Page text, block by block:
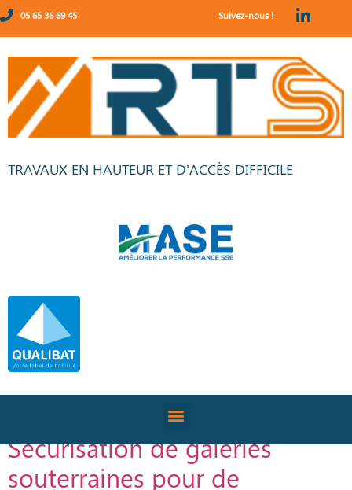
05 65 36 69 45 Suivez-nous !
TRAVAUX EN HAUTEUR ET D'ACCÈS DIFFICILE
Catégorie :
souterrains
Sécurisation de galeries
souterraines pour de